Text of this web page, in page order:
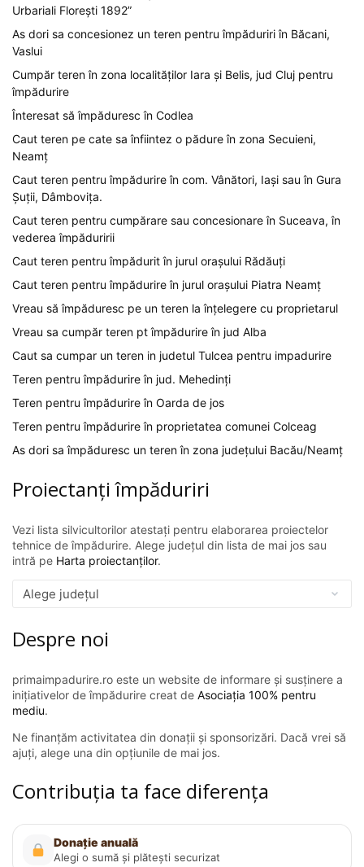
Urbariali Florești 1892”
As dori sa concesionez un teren pentru împăduriri în Băcani,
Vaslui
Cumpăr teren în zona localităților Iara și Belis, jud Cluj pentru
împădurire
Înteresat să împăduresc în Codlea
Caut teren pe cate sa înfiintez o pădure în zona Secuieni,
Neamț
Caut teren pentru împădurire în com. Vânători, Iași sau în Gura
Șuții, Dâmbovița.
Caut teren pentru cumpărare sau concesionare în Suceava, în
vederea împăduririi
Caut teren pentru împădurit în jurul orașului Rădăuți
Caut teren pentru împădurire în jurul orașului Piatra Neamț
Vreau să împăduresc pe un teren la înțelegere cu proprietarul
Vreau sa cumpăr teren pt împădurire în jud Alba
Caut sa cumpar un teren in judetul Tulcea pentru impadurire
Teren pentru împădurire în jud. Mehedinți
Teren pentru împădurire în Oarda de jos
Teren pentru împădurire în proprietatea comunei Colceag
As dori sa împăduresc un teren în zona județului Bacău/Neamț
Proiectanți împăduriri
Vezi lista silvicultorilor atestați pentru elaborarea proiectelor
tehnice de împădurire. Alege județul din lista de mai jos sau
intră pe Harta proiectanților.
Despre noi
primaimpadurire.ro este un website de informare și susținere a
inițiativelor de împădurire creat de Asociația 100% pentru
mediu.
Ne finanțăm activitatea din donații și sponsorizări. Dacă vrei să
ajuți, alege una din opțiunile de mai jos.
Contribuția ta face diferența
Donație anuală
Alegi o sumă și plătești securizat